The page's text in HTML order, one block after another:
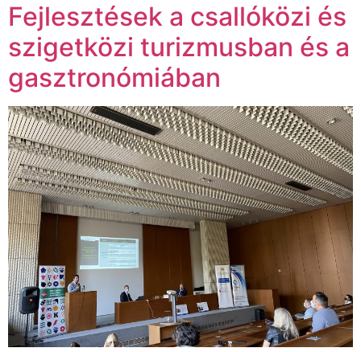
Fejlesztések a csallóközi és
szigetközi turizmusban és a
gasztronómiában